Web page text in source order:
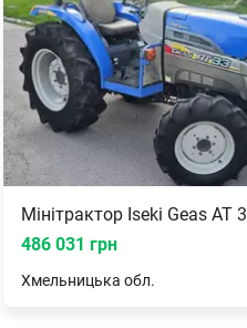
Мінітрактор Iseki Geas AT
486 031 грн
Хмельницька обл.